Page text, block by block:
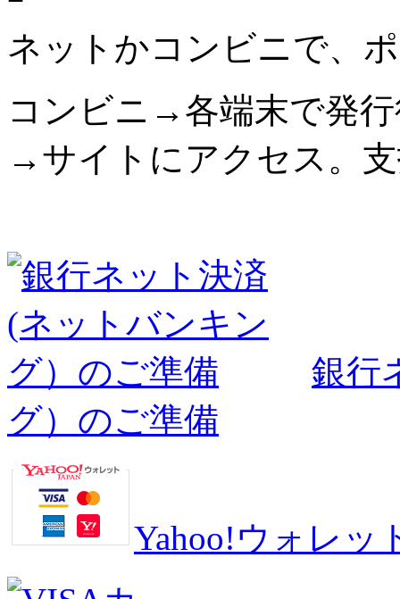
ネットかコンビニで、
コンビニ→各端末で発
→サイトにアクセス。
銀行
グ）のご準備
Yahoo!ウォレッ